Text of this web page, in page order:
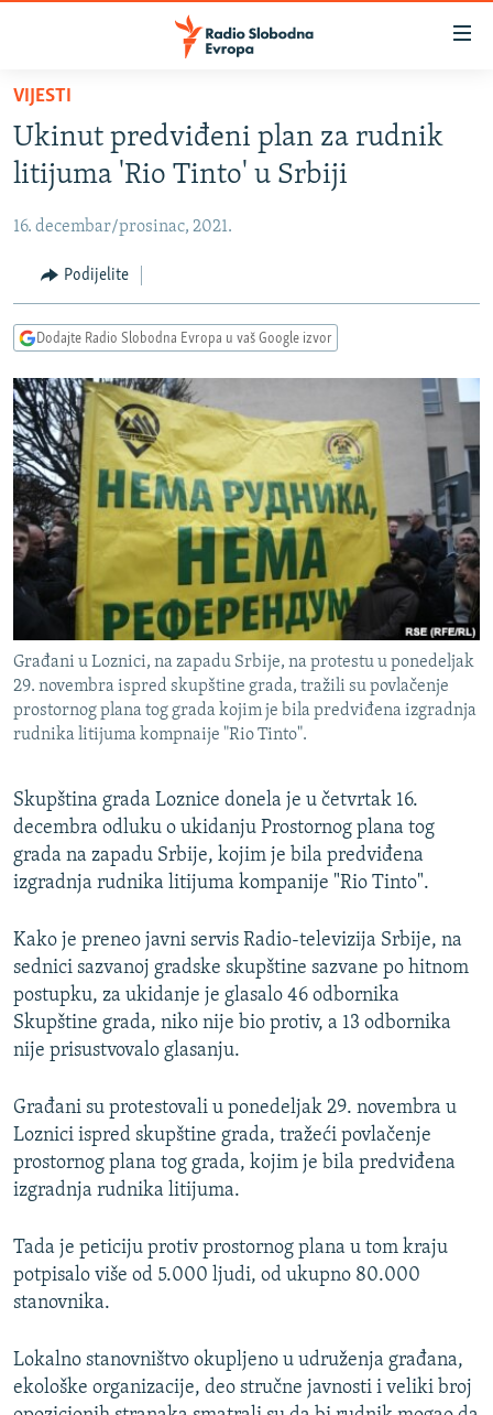
Pređite
glavni
sadržaj
Pređite
na
navigaciju
Pređite
na
VIJESTI
BOSNA I HERCEGOVINA
SRBIJA
KOSOVO
CRNA GORA
VIDEO
FOTOGALERIJE
INFOGRAFIKE
PODCASTI
RAT U UKRAJINI
KINA NA BALKANU
RSE PRIČE IZ SVIJETA
ISPRIČAJ MI
DNEVNO@RSE
SPECIJALI RSE
VIŠE OD NASLOVA
GENOCID U SREBRENICI
POPLAVE I KLIZIŠTA U BIH 2024.
POST SCRIPTUM
MOJA EVROPA
TRI DECENIJE OD RATA U BIH
NASTANAK I RASPAD JUGOSLAVIJE
PRATITE NAS
VIJESTI
Ukinut predviđeni plan za rudnik
litijuma 'Rio Tinto' u Srbiji
16. decembar/prosinac, 2021.
Podijelite
Dodajte Radio Slobodna Evropa u vaš Google izvor
Građani u Loznici, na zapadu Srbije, na protestu u ponedeljak
29. novembra ispred skupštine grada, tražili su povlačenje
prostornog plana tog grada kojim je bila predviđena izgradnja
rudnika litijuma kompnaije "Rio Tinto".
Skupština grada Loznice donela je u četvrtak 16.
decembra odluku o ukidanju Prostornog plana tog
grada na zapadu Srbije, kojim je bila predviđena
izgradnja rudnika litijuma kompanije "Rio Tinto".
Kako je preneo javni servis Radio-televizija Srbije, na
sednici sazvanoj gradske skupštine sazvane po hitnom
postupku, za ukidanje je glasalo 46 odbornika
Skupštine grada, niko nije bio protiv, a 13 odbornika
nije prisustvovalo glasanju.
Građani su protestovali u ponedeljak 29. novembra u
Loznici ispred skupštine grada, tražeći povlačenje
prostornog plana tog grada, kojim je bila predviđena
izgradnja rudnika litijuma.
Tada je peticiju protiv prostornog plana u tom kraju
potpisalo više od 5.000 ljudi, od ukupno 80.000
stanovnika.
Lokalno stanovništvo okupljeno u udruženja građana,
ekološke organizacije, deo stručne javnosti i veliki broj